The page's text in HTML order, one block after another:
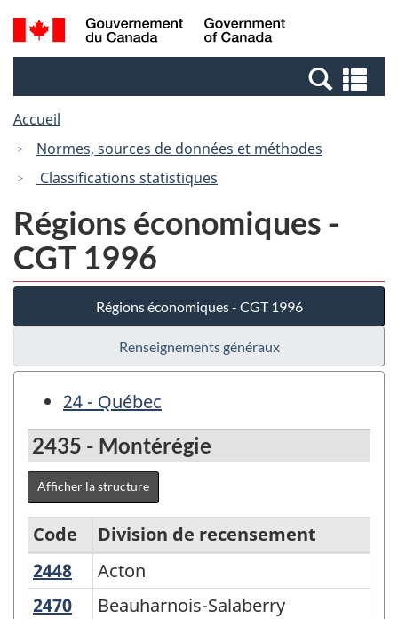
Passer
au
Passer
à
Canada
Recherche
et
et
Accueil
Normes, sources de données et méthodes
Classifications statistiques
Régions économiques -
CGT 1996
Régions économiques - CGT 1996
Renseignements généraux
24 - Québec
2435 - Montérégie
Afficher la structure
Régions
économiques
Code
Division de recensement
2448 Acton
Acton
2470 Beauharnois-Salaberry
Beauharnois-Salaberry